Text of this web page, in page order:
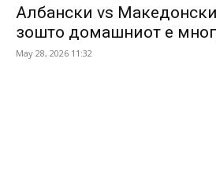
Албански vs
зошто домашниот е
May 28, 2026 11:32